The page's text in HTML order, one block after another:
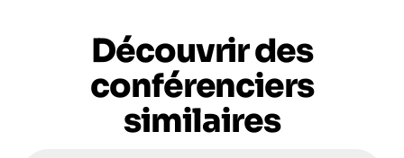
Découvrir des
conférenciers
similaires